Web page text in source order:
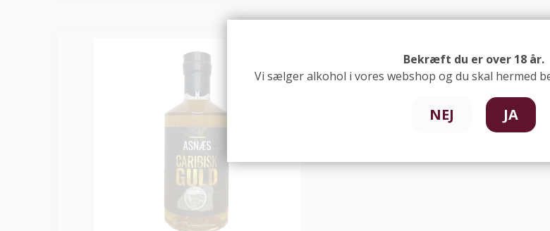
Asnæs Caribisk Guld
Bekræft du er over 18 år.
Vi sælger alkohol i vores webshop og du skal hermed
NEJ JA